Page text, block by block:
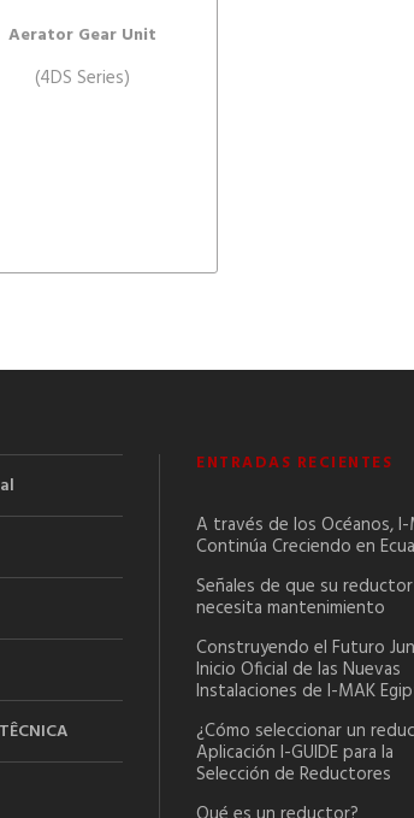
Aerator Gear Unit
(4DS Series)
ENTRADAS RECIENTES
A través de los Océanos, I-
Continúa Creciendo en
Señales de que su reductor
necesita mantenimiento
Construyendo el Futuro
Inicio Oficial de las Nuevas
Instalaciones de I-MAK
¿Cómo seleccionar un
Aplicación I-GUIDE para la
Selección de Reductores